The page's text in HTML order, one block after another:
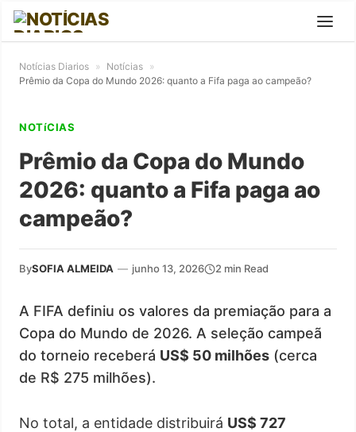
Notícias Diarios » Notícias »
Prêmio da Copa do Mundo 2026: quanto a Fifa paga ao campeão?
NOTíCIAS
Prêmio da Copa do Mundo
2026: quanto a Fifa paga ao
campeão?
BySOFIA ALMEIDA — junho 13, 2026 2 min Read
A FIFA definiu os valores da premiação para a
Copa do Mundo de 2026. A seleção campeã
do torneio receberá US$ 50 milhões (cerca
de R$ 275 milhões).
No total, a entidade distribuirá US$ 727